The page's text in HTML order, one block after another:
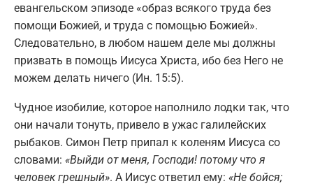
евангельском эпизоде «образ всякого труда без
помощи Божией, и труда с помощью Божией».
Следовательно, в любом нашем деле мы должны
призвать в помощь Иисуса Христа, ибо без Него не
можем делать ничего (Ин. 15:5).
Чудное изобилие, которое наполнило лодки так, что
они начали тонуть, привело в ужас галилейских
рыбаков. Симон Петр припал к коленям Иисуса со
словами: «Выйди от меня, Господи! потому что я
человек грешный». А Иисус ответил ему: «Не бойся;